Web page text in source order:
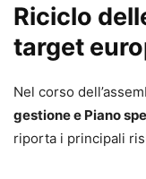
Riciclo
target
Nel corso
gestione e Piano
riporta i principali